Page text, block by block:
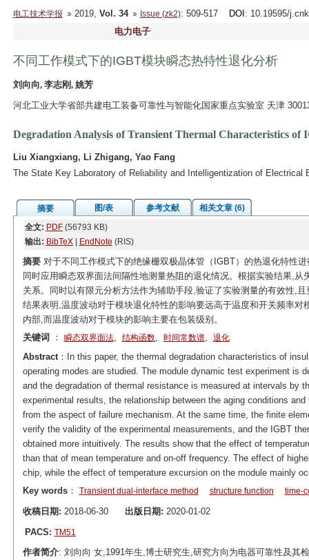
电工技术学报 2019, Vol. 34 Issue (zk2): 509-517 DOI : 10.19595/
电力电子
不同工作模式下的IGBT模块瞬态热特性退化分析
刘向向, 李志刚, 姚芳
河北工业大学省部共建电工装备可靠性与智能化国家重点实验室 天津
Degradation Analysis of Transient Thermal Characteristics
Liu Xiangxiang, Li Zhigang, Yao Fang
The State Key Laboratory of Reliability and Intelligentization of
摘要 图/表 参考文献
相关文章 (6)
全文: PDF(56793 KB)
输出: BibTeX| EndNote (RIS)
摘要对于不同工作模式下的绝缘栅双极晶体管（IGBT）的热退化特性
同时应用瞬态双界面法间隔性地测量热阻的退化情况。根据实验结果,
关系。同时以有限元分析方法作为辅助手段,验证了实验测量的有效性,
结果表明,温度波动对于模块退化特性的影响要远高于温度和开关频率
内部,而温度波动对于模块的影响主要在包装级别。
关键词
： 瞬态双界面法, 结构函数, 时间常数谱, 退化
Abstract：In this paper, the thermal degradation characteristics of
operating modes are studied. The module dynamic test experiment is
and the degradation of thermal resistance is measured at intervals by
experimental results, the relationship between the aging conditions
from the aspect of failure mechanism. At the same time, the finite
verify the validity of the experimental measurements, and the IGBT
obtained more intuitively. The results show that the effect of
than that of mean temperature and on-off frequency. The effect of
chip, while the effect of temperature excursion on the module mainly
Key words： Transient dual-interface method structure function time-
收稿日期: 2018-06-30 出版日期: 2020-01-02
PACS: TM51
作者简介: 刘向向 女,1991年生,博士研究生,研究方向为电器可靠性及其